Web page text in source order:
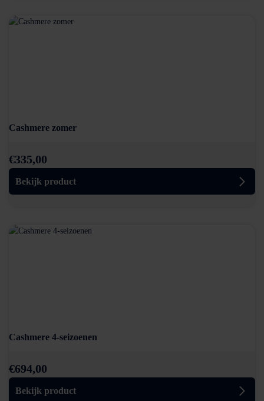
Cashmere zomer
€335,00
Bekijk product
Cashmere 4-seizoenen
€694,00
Bekijk product